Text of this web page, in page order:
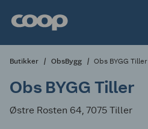
Butikker ObsBygg Obs BYGG Tiller
Obs BYGG Tiller
Østre Rosten 64, 7075 Tiller